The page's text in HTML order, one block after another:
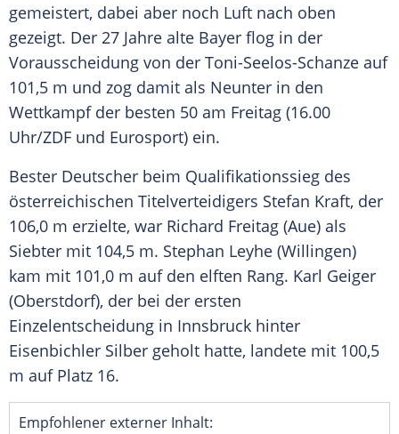
gemeistert, dabei aber noch Luft nach oben
gezeigt. Der 27 Jahre alte Bayer flog in der
Vorausscheidung von der Toni-Seelos-Schanze auf
101,5 m und zog damit als Neunter in den
Wettkampf der besten 50 am Freitag (16.00
Uhr/ZDF und Eurosport) ein.
Bester Deutscher beim Qualifikationssieg des
österreichischen Titelverteidigers Stefan Kraft, der
106,0 m erzielte, war Richard Freitag (Aue) als
Siebter mit 104,5 m. Stephan Leyhe (Willingen)
kam mit 101,0 m auf den elften Rang. Karl Geiger
(Oberstdorf), der bei der ersten
Einzelentscheidung in Innsbruck hinter
Eisenbichler Silber geholt hatte, landete mit 100,5
m auf Platz 16.
Empfohlener externer Inhalt: